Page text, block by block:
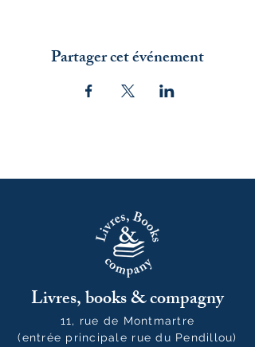
Partager cet événement
Livres, books & compagny
11, rue de Montmartre
(entrée principale rue du Pendillou)